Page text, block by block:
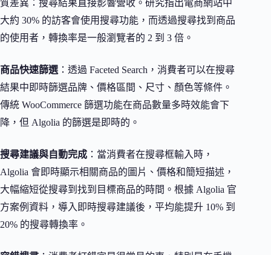
質差異：搜尋結果直接影響營收。研究指出電商網站中
大約 30% 的訪客會使用搜尋功能，而透過搜尋找到商品
的使用者，轉換率是一般瀏覽者的 2 到 3 倍。
商品快速篩選 ：透過 Faceted Search，消費者可以在搜尋
結果中即時篩選品牌、價格區間、尺寸、顏色等條件。
傳統 WooCommerce 篩選功能在商品數量多時效能會下
降，但 Algolia 的篩選是即時的。
搜尋建議與自動完成 ：當消費者在搜尋框輸入時，
Algolia 會即時顯示相關商品的圖片、價格和簡短描述，
大幅縮短從搜尋到找到目標商品的時間。根據 Algolia 官
方案例資料，導入即時搜尋建議後，平均能提升 10% 到
20% 的搜尋轉換率。